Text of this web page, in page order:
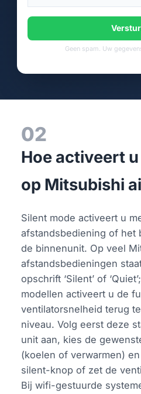
Geen spam. Uw
02
Hoe activeert
op Mitsubishi
Silent mode activeert u
afstandsbediening of het
de binnenunit. Op veel
afstandsbedieningen
opschrift ‘Silent’ of
modellen activeert u de
ventilatorsnelheid terug
niveau. Volg eerst deze
unit aan, kies de
(koelen of verwarmen)
silent-knop of zet de
Bij wifi-gestuurde